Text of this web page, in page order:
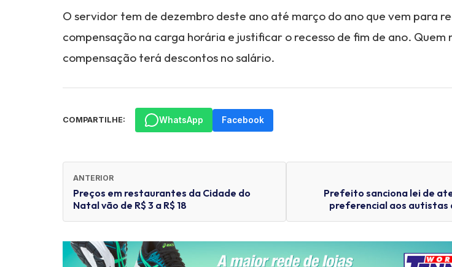
O servidor tem de dezembro deste ano até março do ano que vem para
compensação na carga horária e justificar o recesso de fim de ano. Quem
compensação terá descontos no salário.
COMPARTILHE: WhatsApp Facebook
ANTERIOR
Preços em restaurantes da Cidade do
Natal vão de R$ 3 a R$ 18
Prefeito sanciona lei de
preferencial aos autistas